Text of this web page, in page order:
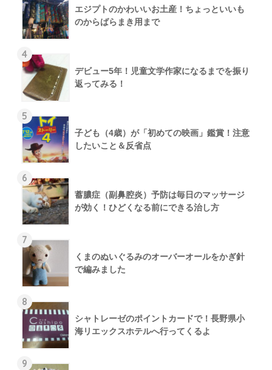
エジプトのかわいいお土産！ちょっといいも
のからばらまき用まで
4
デビュー5年！児童文学作家になるまでを振り
返ってみる！
5
子ども（4歳）が「初めての映画」鑑賞！注意
したいこと＆反省点
6
蓄膿症（副鼻腔炎）予防は毎日のマッサージ
が効く！ひどくなる前にできる治し方
7
くまのぬいぐるみのオーバーオールをかぎ針
で編みました
8
シャトレーゼのポイントカードで！長野県小
海リエックスホテルへ行ってくるよ
9